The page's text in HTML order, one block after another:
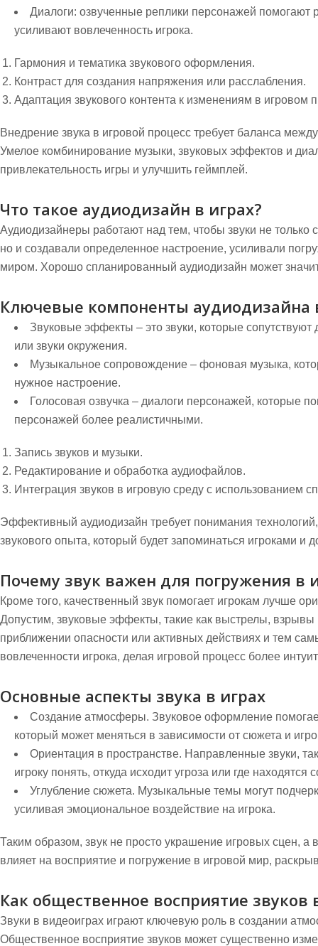
Диалоги: озвученные реплики персонажей помогают
усиливают вовлеченность игрока.
Гармония и тематика звукового оформления.
Контраст для создания напряжения или расслабления.
Адаптация звукового контента к изменениям в игровом
Внедрение звука в игровой процесс требует баланса
Умелое комбинирование музыки, звуковых эффектов и
привлекательность игры и улучшить геймплей.
Что такое аудиодизайн в играх?
Аудиодизайнеры работают над тем, чтобы звуки не только
но и создавали определенное настроение, усиливали
миром. Хорошо спланированный аудиодизайн может
Ключевые компоненты аудиодизайна
Звуковые эффекты – это звуки, которые
или звуки окружения.
Музыкальное сопровождение – фоновая музыка,
нужное настроение.
Голосовая озвучка – диалоги персонажей, которые
персонажей более реалистичными.
Запись звуков и музыки.
Редактирование и обработка аудиофайлов.
Интеграция звуков в игровую среду с использованием
Эффективный аудиодизайн требует понимания
звукового опыта, который будет запоминаться игроками и
Почему звук важен для погружения в
Кроме того, качественный звук помогает игрокам лучше
Допустим, звуковые эффекты, такие как выстрелы, взрывы
приближении опасности или активных действиях и тем
вовлеченности игрока, делая игровой процесс более
Основные аспекты звука в играх
Создание атмосферы. Звуковое оформление
который может меняться в зависимости от сюжета и
Ориентация в пространстве. Направленные звуки,
игроку понять, откуда исходит угроза или где находятся
Углубление сюжета. Музыкальные темы могут
усиливая эмоциональное воздействие на игрока.
Таким образом, звук не просто украшение игровых сцен,
влияет на восприятие и погружение в игровой мир,
Как общественное восприятие звуков
Звуки в видеоиграх играют ключевую роль в создании
Общественное восприятие звуков может существенно